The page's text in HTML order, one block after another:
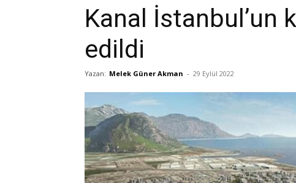
Kanal İstanbul’un
edildi
Yazan: Melek Güner Akman - 29 Eylül 2022